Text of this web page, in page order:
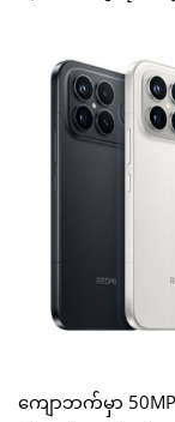
ကျောဘက်မှာ